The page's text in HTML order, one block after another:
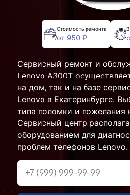
Стоимость ремонта
от 950 ₽
Сервисный ремонт и
Lenovo A300T
на дом, так и на базе
Lenovo в Екатеринбурге.
типа поломки и пожелания
Сервисный центр
оборудованием для
проблем телефонов Lenovo.